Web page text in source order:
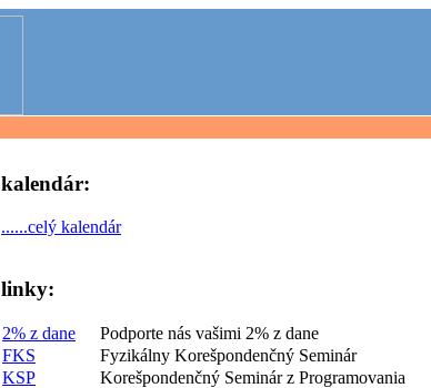
kalendár:
......celý kalendár
linky:
2% z dane
Podporte nás vašimi 2% z dane
FKS
Fyzikálny Korešpondenčný Seminár
KSP
Korešpondenčný Seminár z Programovania